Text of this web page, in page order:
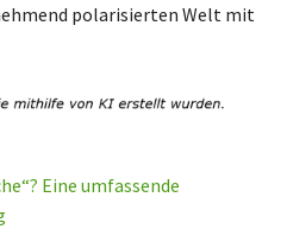
polarisierten Welt mit
Eine umfassende